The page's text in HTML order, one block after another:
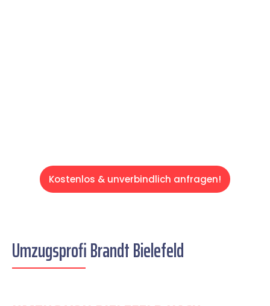
Kostenlos & unverbindlich anfragen!
Umzugsprofi Brandt Bielefeld